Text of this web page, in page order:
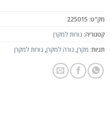
מק"ט: 225015
קטגוריה: נורות למקרן
תגיות: מקרן, נורה למקרן, נורות למקרן